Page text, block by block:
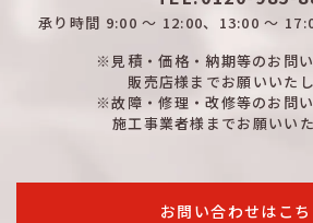
詳細はこちら 扉付
詳細はこちら 扉なし
詳細はこちら 扉付
詳細はこちら 扉付
承り時間 9:00 ～ 12:00、13:00 ～
※見積・価格・納期等のお問い
販売店様までお願いいたし
※故障・修理・改修等のお問い
施工事業者様までお願いいた
お問い合わせはこち